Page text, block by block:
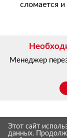
сломается
Менеджер
Этот сайт
данных.